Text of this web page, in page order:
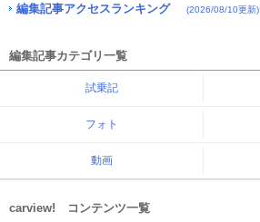
編集記事アクセスランキング (2026/08/10更新)
編集記事カテゴリ一覧
試乗記
フォト
動画
carview! コンテンツ一覧